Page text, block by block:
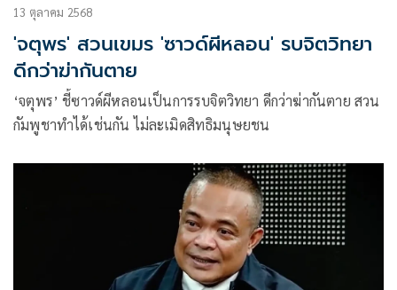
13 ตุลาคม 2568
'จตุพร' สวนเขมร 'ซาวด์ผีหลอน' รบจิตวิทยา
ดีกว่าฆ่ากันตาย
‘จตุพร’ ชี้ซาวด์ผีหลอนเป็นการรบจิตวิทยา ดีกว่าฆ่ากันตาย สวน
กัมพูชาทำได้เช่นกัน ไม่ละเมิดสิทธิมนุษยชน